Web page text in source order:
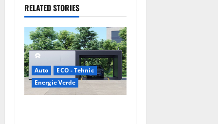
i
g
a
t
i
RELATED STORIES
Auto
ECO - Tehnic
Energie Verde